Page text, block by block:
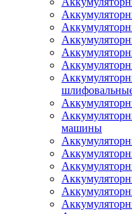
машины